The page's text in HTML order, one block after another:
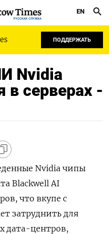
РУССКАЯ СЛУЖБА
EN
ПОДДЕРЖАТЬ
Nvidia
в серверах -
Nvidia чипы
Blackwell AI
что вкупе с
затруднить для
дата-центров,